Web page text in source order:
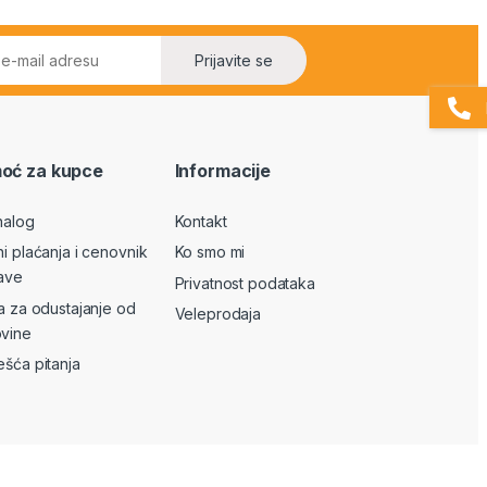
Prijavite se
za kupce
plaćanja i cenovnik
za odustajanje od
pitanja
Informacije
Kontakt
Ko smo mi
Privatnost podataka
Veleprodaja